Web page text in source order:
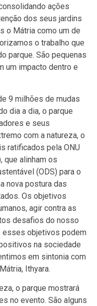
ações
dos seus jardins
o Mátria como um de
o trabalho que
parque. São pequenas
um impacto dentro e
9 milhões de mudas
dia a dia, o parque
e seus
com a natureza, o
ratificados pela ONU
que alinham os
(ODS) para o
nova postura das
Os objetivos
agir contra as
desafios do nosso
esses objetivos podem
na sociedade
em sintonia com
Ithyara.
o parque mostrará
no evento. São alguns